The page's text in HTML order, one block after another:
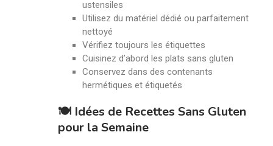
ustensiles
Utilisez du matériel dédié ou parfaitement
nettoyé
Vérifiez toujours les étiquettes
Cuisinez d’abord les plats sans gluten
Conservez dans des contenants
hermétiques et étiquetés
🍽️ Idées de Recettes Sans Gluten
pour la Semaine